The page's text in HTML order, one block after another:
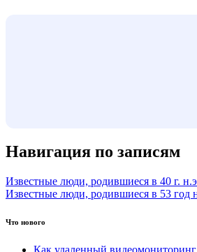
Навигация по записям
Известные люди, родившиеся в 40 г.
Известные люди, родившиеся в 53 год
Что нового
Как удаленный